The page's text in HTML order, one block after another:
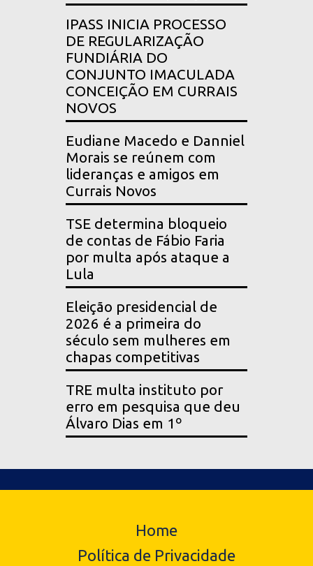
IPASS INICIA PROCESSO
DE REGULARIZAÇÃO
FUNDIÁRIA DO
CONJUNTO IMACULADA
CONCEIÇÃO EM CURRAIS
NOVOS
Eudiane Macedo e Danniel
Morais se reúnem com
lideranças e amigos em
Currais Novos
TSE determina bloqueio
de contas de Fábio Faria
por multa após ataque a
Lula
Eleição presidencial de
2026 é a primeira do
século sem mulheres em
chapas competitivas
TRE multa instituto por
erro em pesquisa que deu
Álvaro Dias em 1º
Home
Política de Privacidade